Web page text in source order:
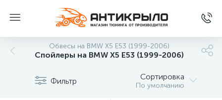
Обвесы на BMW X5 E53 (1999-2006)
Спойлеры на BMW X5 E53 (1999-2006)
Фильтр Сортировка
По умолчанию